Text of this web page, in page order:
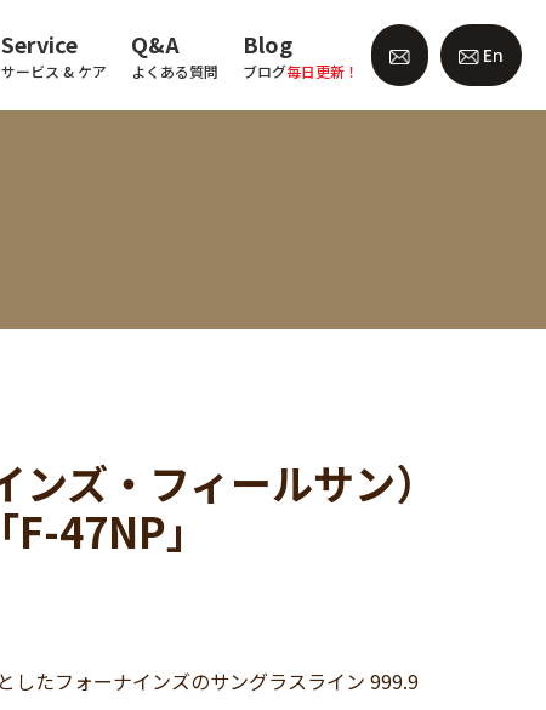
Service
サービス & ケア
Q&A
よくある質問
Blog
ブログ毎日更新！
En
ズ・フィールサン）
47NP」
したフォーナインズのサングラスライン 999.9